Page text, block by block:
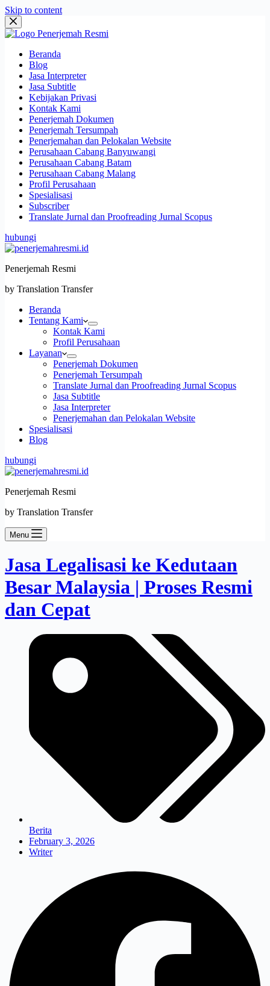
Skip to content
Beranda
Blog
Jasa Interpreter
Jasa Subtitle
Kebijakan Privasi
Kontak Kami
Penerjemah Dokumen
Penerjemah Tersumpah
Penerjemahan dan Pelokalan Website
Perusahaan Cabang Banyuwangi
Perusahaan Cabang Batam
Perusahaan Cabang Malang
Profil Perusahaan
Spesialisasi
Subscriber
Translate Jurnal dan Proofreading Jurnal Scopus
hubungi
Penerjemah Resmi
by Translation Transfer
Beranda
Tentang Kami
Kontak Kami
Profil Perusahaan
Layanan
Penerjemah Dokumen
Penerjemah Tersumpah
Translate Jurnal dan Proofreading Jurnal Scopus
Jasa Subtitle
Jasa Interpreter
Penerjemahan dan Pelokalan Website
Spesialisasi
Blog
hubungi
Penerjemah Resmi
by Translation Transfer
Menu
Jasa Legalisasi ke Kedutaan
Besar Malaysia | Proses Resmi
dan Cepat
Berita
February 3, 2026
Writer